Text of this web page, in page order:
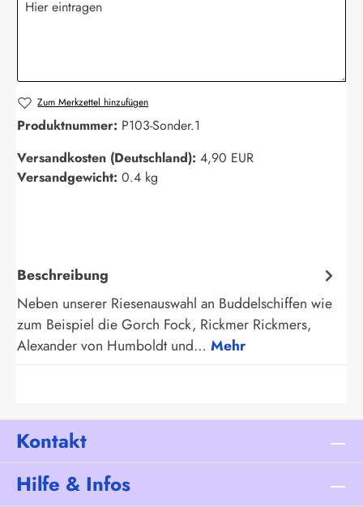
Zum Merkzettel hinzufügen
Produktnummer: P103-Sonder.1
Versandkosten (Deutschland): 4,90 EUR
Versandgewicht: 0.4 kg
Beschreibung
Neben unserer Riesenauswahl an Buddelschiffen wie
zum Beispiel die Gorch Fock, Rickmer Rickmers,
Alexander von Humboldt und… Mehr
Kontakt
Hilfe & Infos